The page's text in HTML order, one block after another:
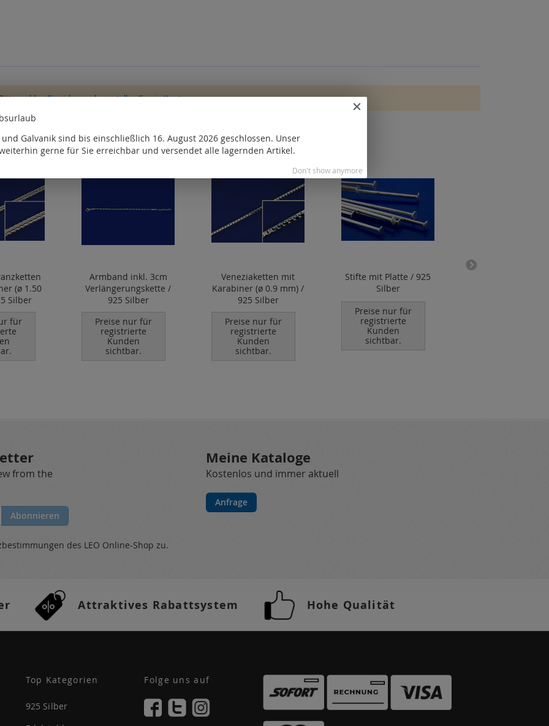
melden Sie sichan odererstellen Sie ein Konto
auch
(ø 1.50
Silber
für
Armband inkl. 3cm
Verlängerungskette /
925 Silber
Preise nur für
registrierte
Kunden
sichtbar.
Veneziaketten mit
Karabiner (ø 0.9 mm) /
925 Silber
Preise nur für
registrierte
Kunden
sichtbar.
Stifte mit Platte / 925
Silber
Preise nur für
registrierte
Kunden
sichtbar.
from the
Abonnieren
Meine Kataloge
Kostenlos und immer aktuell
Anfrage
des LEO Online-Shop zu.
Attraktives Rabattsystem Hohe Qualität
Top Kategorien
925 Silber
Folge uns auf
Galvanik sind bis einschließlich 16. August 2026 geschlossen. Unser
gerne für Sie erreichbar und versendet alle lagernden Artikel.
Don't show anymore